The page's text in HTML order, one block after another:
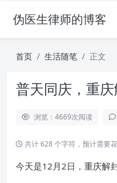
伪医生律师的博客
首页 生活随笔 正文
普天同庆，重
浏览：4669次阅读
共计 628 个字符，预计需要
今天是12月2日，重庆解封